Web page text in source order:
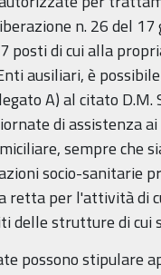
n. 26 del
posti di cui alla
ausiliari, è
A) al citato D.M.
di assistenza
sempre che
socio-sanitarie
retta per l'attività di
delle strutture di cui
possono stipulare